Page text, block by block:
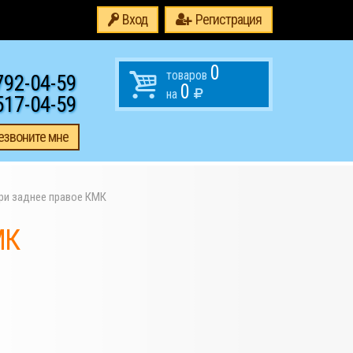
Вход Регистрация
04-59
04-59
мне
товаров 0
на 0
заднее правое КМК